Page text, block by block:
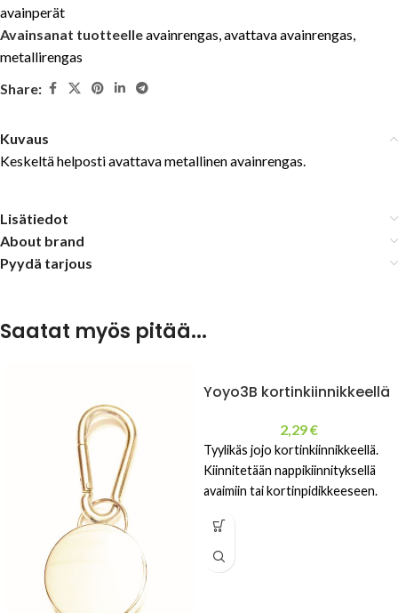
avainperät
Avainsanat tuotteelleavainrengas,avattava avainrengas,
metallirengas
Share:
Kuvaus
Keskeltä helposti avattava metallinen avainrengas.
Lisätiedot
About brand
Pyydä tarjous
Saatat myös pitää...
Yoyo3B kortinkiinnikkeellä
2,29€
Tyylikäs jojo kortinkiinnikkeellä.
Kiinnitetään nappikiinnityksellä
avaimiin tai kortinpidikkeeseen.